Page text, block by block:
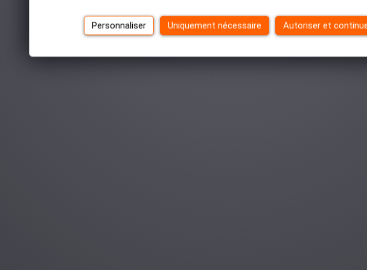
Personnaliser Uniquement nécessaire Autoriser et